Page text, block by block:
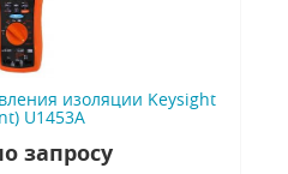
изоляции Keysight
U1453A
запросу